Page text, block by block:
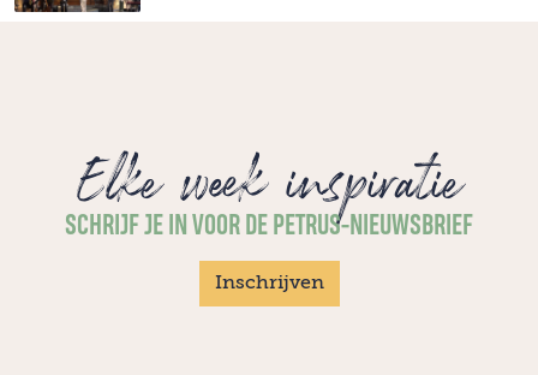
Elke week inspiratie
SCHRIJF JE IN VOOR DE PETRUS-NIEUWSBRIEF
Inschrijven